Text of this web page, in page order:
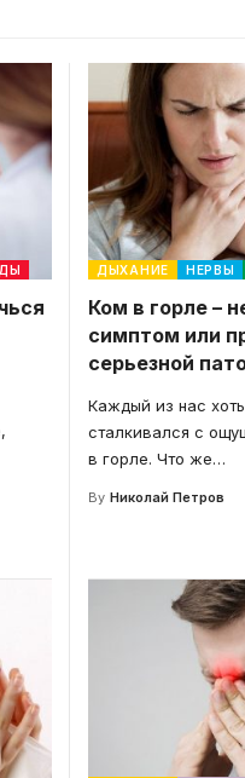
ДЫХАНИЕ НЕРВЫ
Ком в горле –
симптом или
серьезной
Каждый из нас
сталкивался с
в горле. Что же…
By Николай Петров